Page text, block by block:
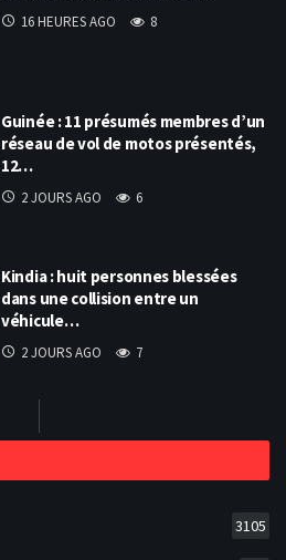
16 HEURES AGO 8
Guinée : 11 présumés membres d’un
réseau de vol de motos présentés,
12…
2 JOURS AGO 6
Kindia : huit personnes blessées
dans une collision entre un
véhicule…
2 JOURS AGO 7
3105